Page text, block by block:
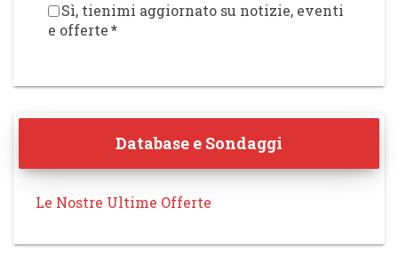
Sì, tienimi aggiornato su notizie, eventi
e offerte*
Database e Sondaggi
Le Nostre Ultime Offerte